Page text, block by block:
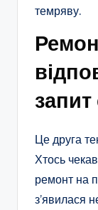
темряву.
запит
Це друга
Хтось чекав
ремонт на
з’явилася